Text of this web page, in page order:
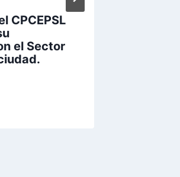
CPCEPSL
el Sector